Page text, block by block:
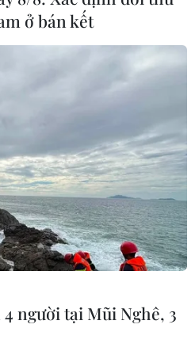
ở Libya, hàng
chạy
kêu gọi các bên tham chiến
để lực lượng cứu hộ khẩn
người dân còn mắc kẹt lại ở
ở bán kết
người tại Mũi Nghê, 3